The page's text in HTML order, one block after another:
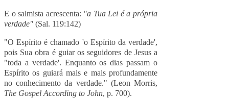
E o salmista acrescenta: "a Tua Lei é a própria
verdade" (Sal. 119:142)
"O Espírito é chamado 'o Espírito da verdade',
pois Sua obra é guiar os seguidores de Jesus a
"toda a verdade'. Enquanto os dias passam o
Espírito os guiará mais e mais profundamente
no conhecimento da verdade." (Leon Morris,
The Gospel According to John, p. 700).